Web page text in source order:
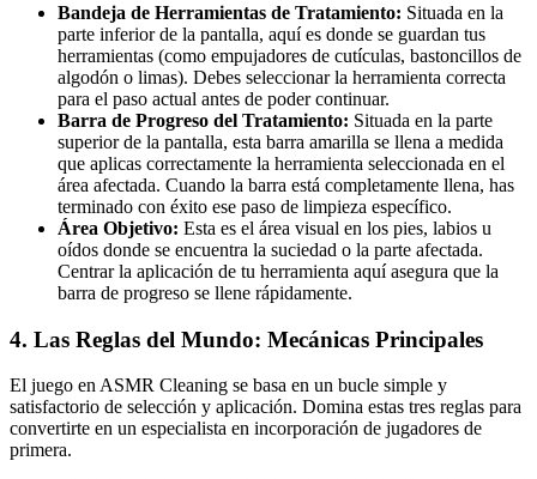
Bandeja de Herramientas de Tratamiento: Situada en la
parte inferior de la pantalla, aquí es donde se guardan tus
herramientas (como empujadores de cutículas, bastoncillos de
algodón o limas). Debes seleccionar la herramienta correcta
para el paso actual antes de poder continuar.
Barra de Progreso del Tratamiento: Situada en la parte
superior de la pantalla, esta barra amarilla se llena a medida
que aplicas correctamente la herramienta seleccionada en el
área afectada. Cuando la barra está completamente llena, has
terminado con éxito ese paso de limpieza específico.
Área Objetivo: Esta es el área visual en los pies, labios u
oídos donde se encuentra la suciedad o la parte afectada.
Centrar la aplicación de tu herramienta aquí asegura que la
barra de progreso se llene rápidamente.
4. Las Reglas del Mundo: Mecánicas Principales
El juego en ASMR Cleaning se basa en un bucle simple y
satisfactorio de selección y aplicación. Domina estas tres reglas para
convertirte en un especialista en incorporación de jugadores de
primera.